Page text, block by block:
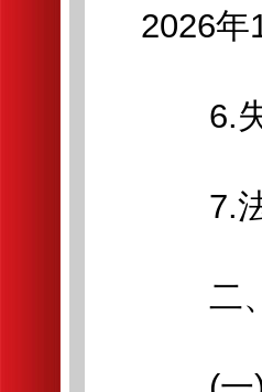
2026年
6.失
7.法
二、